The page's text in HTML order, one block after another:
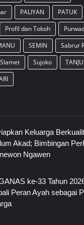
PALIYAN PATUK
Profil dan Tokoh
SEMIN
Sabrur
Slamet Sujoko
Keluarga
Akad; Bimbingan
Ngawen
ke-33 Tahun
Peran Ayah sebagai